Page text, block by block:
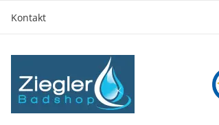
Kontakt